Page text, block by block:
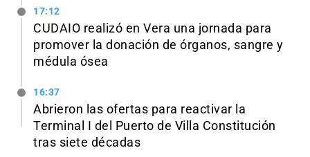
17:12
CUDAIO realizó en Vera una jornada para
promover la donación de órganos, sangre y
médula ósea
16:37
Abrieron las ofertas para reactivar la
Terminal I del Puerto de Villa Constitución
tras siete décadas